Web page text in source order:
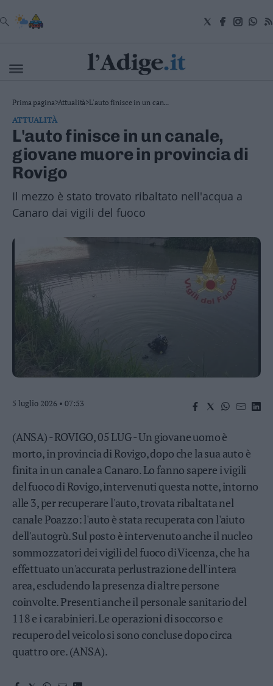
VAI
Cronaca
Attualità
Economia
Cultura
e
Spettacoli
Salute
e
Benessere
Montagna
Sport
Video
Business
Wire
Territori
Riva
Arco
Sarca
–
Ledro
Lavis
–
Rotaliana
Laghi
Valsugana
–
Primiero
Vallagarina
Non
Sole
Fiemme
Fassa
Prima pagina>Attualità>L'auto finisce in un can...
ATTUALITÀ
L'auto finisce in un canale,
giovane muore in provincia di
Rovigo
Il mezzo è stato trovato ribaltato nell'acqua a
Canaro dai vigili del fuoco
5 luglio 2026 • 07:53
(ANSA) - ROVIGO, 05 LUG - Un giovane uomo è
morto, in provincia di Rovigo, dopo che la sua auto è
finita in un canale a Canaro. Lo fanno sapere i vigili
del fuoco di Rovigo, intervenuti questa notte, intorno
alle 3, per recuperare l'auto, trovata ribaltata nel
canale Poazzo: l'auto è stata recuperata con l'aiuto
dell'autogrù. Sul posto è intervenuto anche il nucleo
sommozzatori dei vigili del fuoco di Vicenza, che ha
effettuato un'accurata perlustrazione dell'intera
area, escludendo la presenza di altre persone
coinvolte. Presenti anche il personale sanitario del
118 e i carabinieri. Le operazioni di soccorso e
recupero del veicolo si sono concluse dopo circa
quattro ore. (ANSA).